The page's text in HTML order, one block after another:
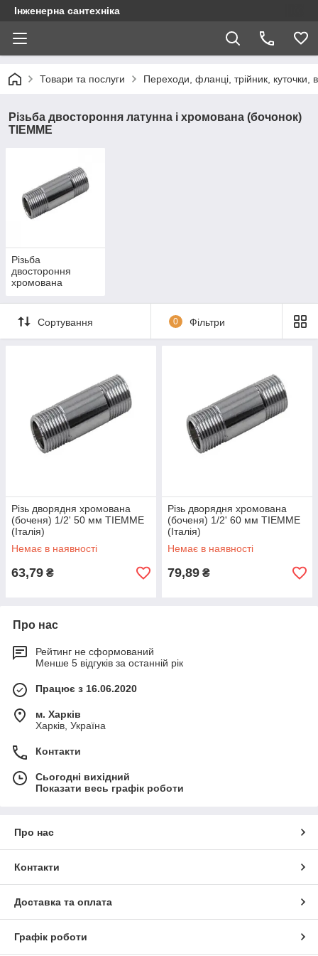
Інженерна сантехніка
Товари та послуги Переходи, фланці, трійник, куточки,
Різьба двостороння латунна і хромована (бочонок)
TIEMME
Різьба
двостороння
хромована
(1540), TIEMME
(Італія)Сортування 0 Фільтри
Різь дворядня хромована
(боченя) 1/2' 50 мм TIEMME
(Італія)
Немає в наявності
63,79 ₴
Різь дворядня хромована
(боченя) 1/2' 60 мм TIEMME
(Італія)
Немає в наявності
79,89 ₴
Про нас
Рейтинг не сформований
Менше 5 відгуків за останній рік
Працює з 16.06.2020
м. Харків
Харків, Україна
Контакти
Сьогодні вихідний
Показати весь графік роботи
Про нас
Контакти
Доставка та оплата
Графік роботи